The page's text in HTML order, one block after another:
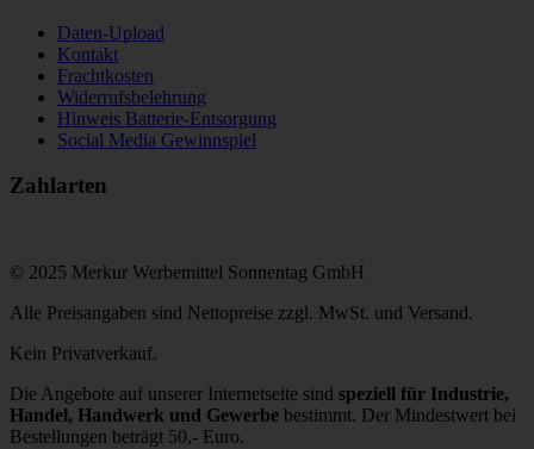
Daten-Upload
Kontakt
Frachtkosten
Widerrufsbelehrung
Hinweis Batterie-Entsorgung
Social Media Gewinnspiel
Zahlarten
© 2025 Merkur Werbemittel Sonnentag GmbH
Alle Preisangaben sind Nettopreise zzgl. MwSt. und Versand.
Kein Privatverkauf.
Die Angebote auf unserer Internetseite sind speziell für Industrie,
Handel, Handwerk und Gewerbe bestimmt. Der Mindestwert bei
Bestellungen beträgt 50,- Euro.